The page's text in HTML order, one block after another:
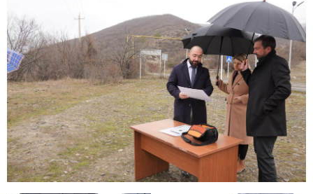
Open image in gallery